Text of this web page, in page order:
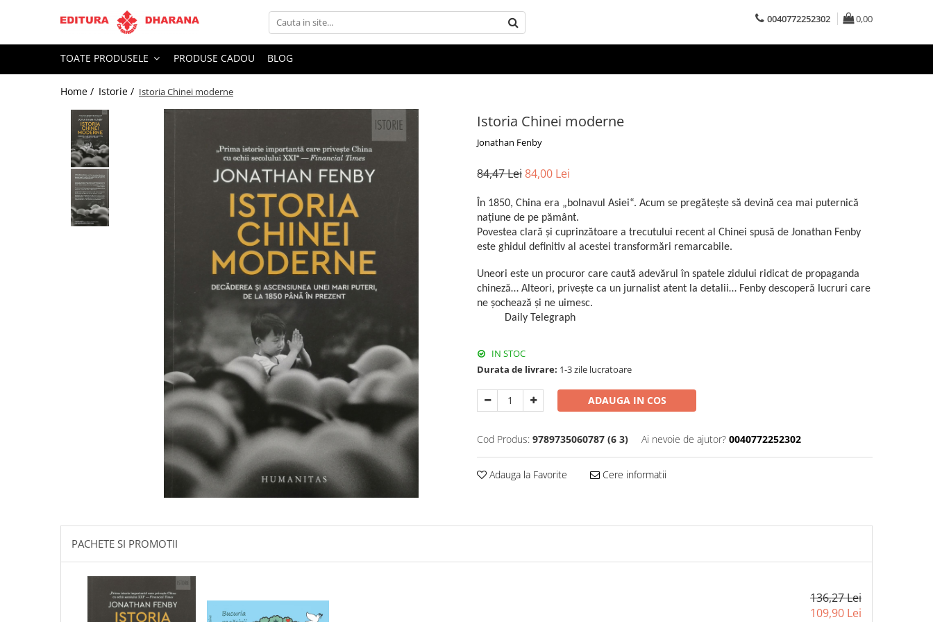
Toate Produsele
CARTI EDITURA DHARANA
OFERTE LA PACHET
Carti cu AUTOGRAF
Dezvoltare personala
0040772252302 0,00
TOATE PRODUSELE PRODUSE CADOU BLOG
Home / Istorie / Istoria Chinei moderne
Istoria Chinei moderne
Jonathan Fenby
84,47 Lei84,00 Lei
În 1850, China era „bolnavul Asiei“. Acum se pregătește să devină cea mai puternică
națiune de pe pământ.
Povestea clară și cuprinzătoare a trecutului recent al Chinei spusă de Jonathan Fenby
este ghidul definitiv al acestei transformări remarcabile.
Uneori este un procuror care caută adevărul în spatele zidului ridicat de propaganda
chineză… Alteori, priveşte ca un jurnalist atent la detalii… Fenby descoperă lucruri care
ne şochează şi ne uimesc.
Daily Telegraph
IN STOC
Durata de livrare: 1-3 zile lucratoare
ADAUGA IN COS
Cod Produs: 9789735060787 (6 3) Ai nevoie de ajutor? 0040772252302
Adauga la Favorite Cere informatii
PACHETE SI PROMOTII
136,27 Lei
109,90 Lei